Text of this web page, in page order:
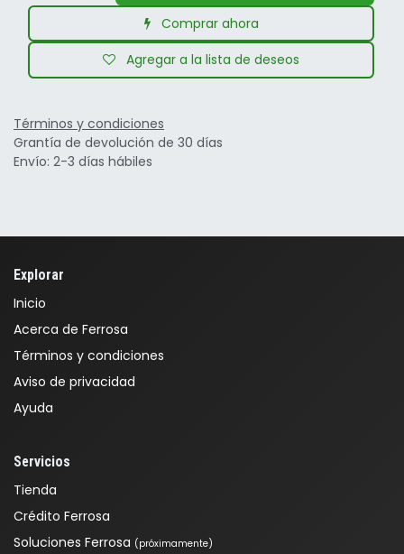
Comprar ahora
Agregar a la lista de deseos
Términos y condiciones
Grantía de devolución de 30 días
Envío: 2-3 días hábiles
Explorar
Inicio
Acerca de Ferrosa
Términos y condiciones
Aviso de privacidad
Ayuda
Servicios
Tienda
Crédito Ferrosa
Soluciones Ferrosa (próximamente)